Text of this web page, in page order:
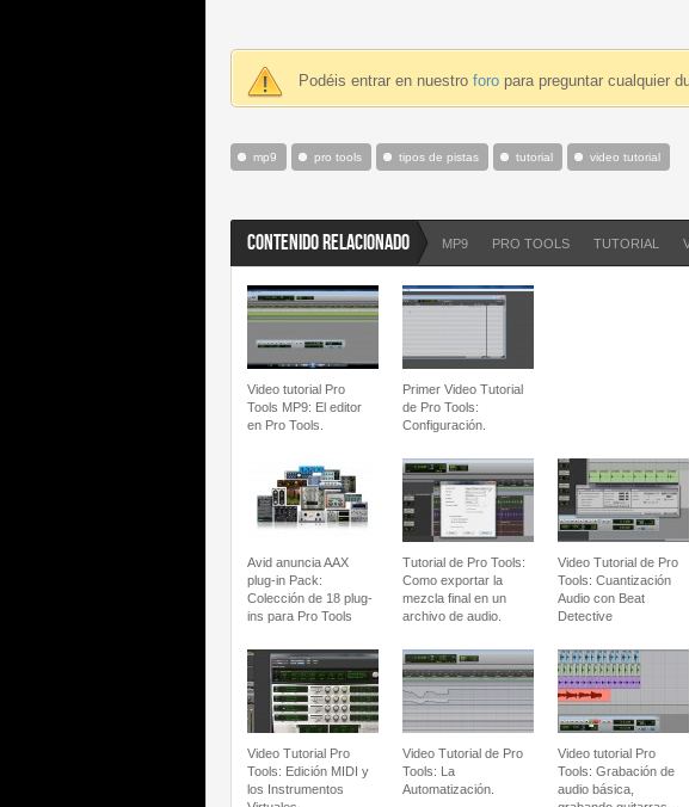
Podéis entrar en nuestro foro para preguntar cualquier
mp9 pro tools tipos de pistas tutorial video tutorial
CONTENIDO RELACIONADO MP9 PRO TOOLS TUTORIAL
Video tutorial Pro
Tools MP9: El editor
en Pro Tools.
Primer Video Tutorial
de Pro Tools:
Configuración.
Avid anuncia AAX
plug-in Pack:
Colección de 18 plug-
ins para Pro Tools
Tutorial de Pro Tools:
Como exportar la
mezcla final en un
archivo de audio.
Video Tutorial de Pro
Tools: Cuantización
Audio con Beat
Detective
Video Tutorial Pro
Tools: Edición MIDI y
los Instrumentos
Video Tutorial de Pro
Tools: La
Automatización.
Video tutorial Pro
Tools: Grabación de
audio básica,